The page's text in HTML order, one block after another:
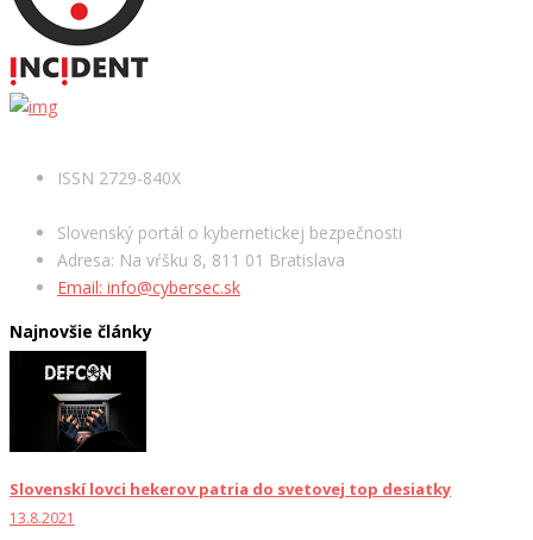
ISSN 2729-840X
Slovenský portál o kybernetickej bezpečnosti
Adresa: Na vŕšku 8, 811 01 Bratislava
Email: info@cybersec.sk
Najnovšie články
Slovenskí lovci hekerov patria do svetovej top desiatky
13.8.2021